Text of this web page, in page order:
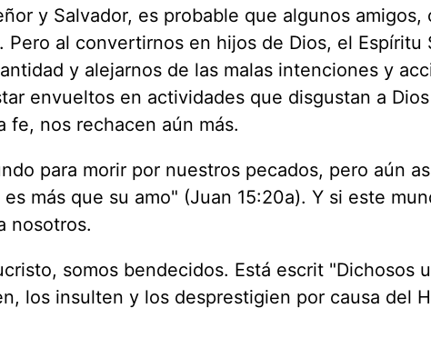
y Salvador, es probable que algunos amigos,
al convertirnos en hijos de Dios, el Espíritu
y alejarnos de las malas intenciones y
envueltos en actividades que disgustan a
fe, nos rechacen aún más.
para morir por nuestros pecados, pero aún
más que su amo" (Juan 15:20a). Y si este
nosotros.
somos bendecidos. Está escrit "Dichosos
los insulten y los desprestigien por causa del